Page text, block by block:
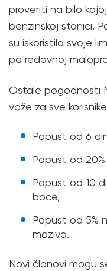
proveriti na bilo
benzinskoj stanici.
su iskoristila svoje
po redovnoj
Ostale pogodnosti
važe za sve
Popust od 6
Popust od
Popust od 10
boce,
Popust od 5%
maziva.
Novi članovi mogu